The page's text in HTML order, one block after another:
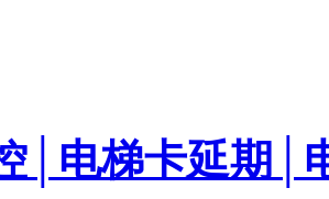
│电梯卡延期│